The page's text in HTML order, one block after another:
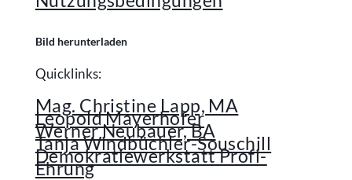
Bild herunterladen
Quicklinks:
Mag. Christine Lapp, MA
Leopold Mayerhofer
Werner Neubauer, BA
Tanja Windbüchler-Souschill
Demokratiewerkstatt Profi-
Ehrung